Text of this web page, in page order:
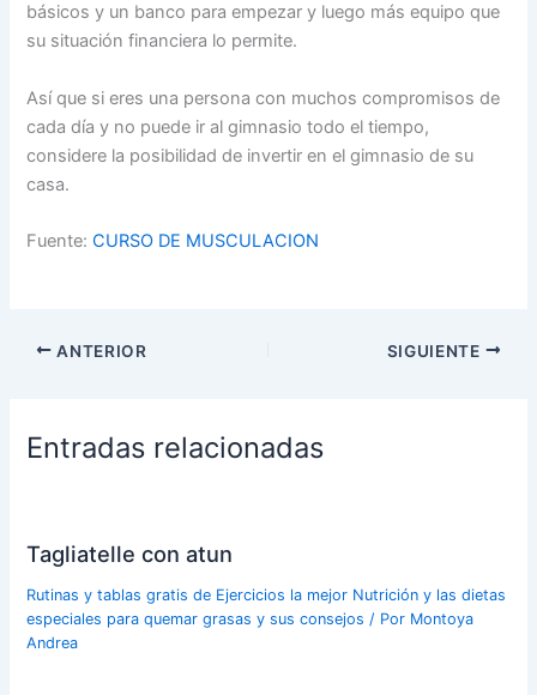
básicos y un banco para empezar y luego más equipo que
su situación financiera lo permite.
Así que si eres una persona con muchos compromisos de
cada día y no puede ir al gimnasio todo el tiempo,
considere la posibilidad de invertir en el gimnasio de su
casa.
Fuente:CURSO DE MUSCULACION
ANTERIOR SIGUIENTE
Entradas relacionadas
Tagliatelle con atun
Rutinas y tablas gratis de Ejercicios la mejor Nutrición y las dietas
especiales para quemar grasas y sus consejos / Por Montoya
Andrea